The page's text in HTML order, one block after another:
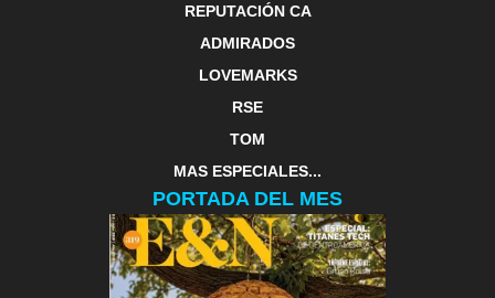
REPUTACIÓN CA
ADMIRADOS
LOVEMARKS
RSE
TOM
MAS ESPECIALES...
PORTADA DEL MES